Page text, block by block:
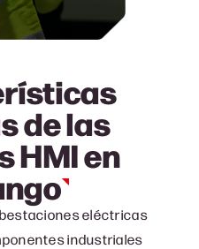
de las
HMI en
eléctricas
industriales